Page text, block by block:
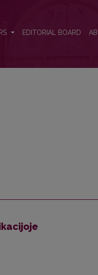
EDITORIAL BOARD